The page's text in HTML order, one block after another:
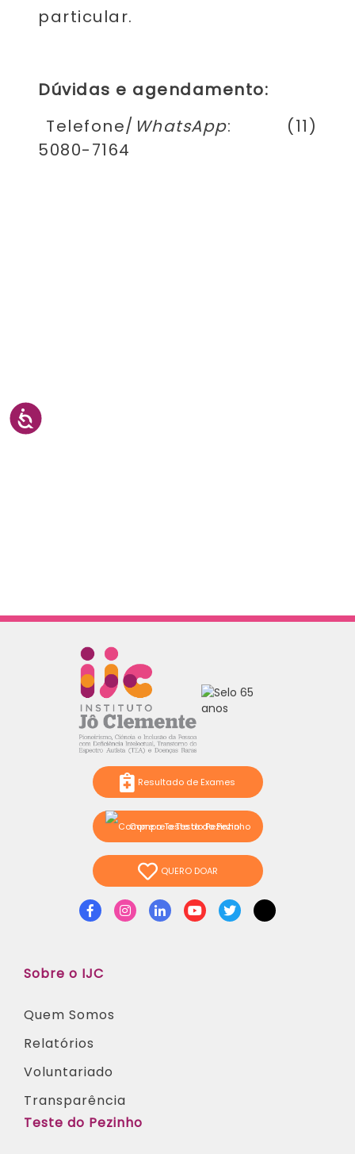
particular.
Dúvidas e agendamento:
Telefone/ WhatsApp: (11)
5080-7164
Resultado de Exames
Compre o Teste do Pezinho
QUERO DOAR
FacebookInstagram
LinkedinYoutubeTwitterTikTok
Sobre o IJC
Quem Somos
Relatórios
Voluntariado
Transparência
Teste do Pezinho